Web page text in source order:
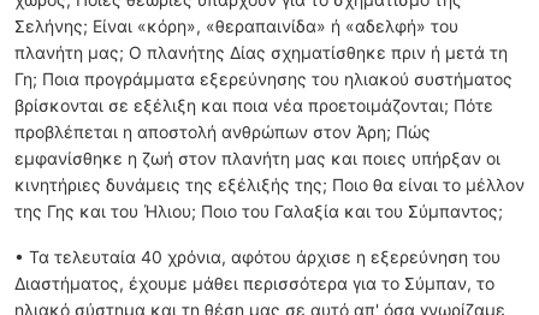
Σελήνης; Είναι «κόρη», «θεραπαινίδα» ή «αδελφή» του
πλανήτη μας; Ο πλανήτης Δίας σχηματίσθηκε πριν ή μετά τη
Γη; Ποια προγράμματα εξερεύνησης του ηλιακού συστήματος
βρίσκονται σε εξέλιξη και ποια νέα προετοιμάζονται; Πότε
προβλέπεται η αποστολή ανθρώπων στον Άρη; Πώς
εμφανίσθηκε η ζωή στον πλανήτη μας και ποιες υπήρξαν οι
κινητήριες δυνάμεις της εξέλιξής της; Ποιο θα είναι το μέλλον
της Γης και του Ήλιου; Ποιο του Γαλαξία και του Σύμπαντος;
• Τα τελευταία 40 χρόνια, αφότου άρχισε η εξερεύνηση του
Διαστήματος, έχουμε μάθει περισσότερα για το Σύμπαν, το
ηλιακό σύστημα και τη θέση μας σε αυτό απ' όσα γνωρίζαμε